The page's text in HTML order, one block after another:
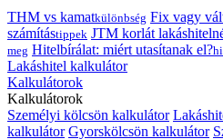
THM vs kamatkülönbség Fix vagy
számítástippek JTM korlát
meg Hitelbírálat: miért utasítanak el?
Lakáshitel kalkulátor
Kalkulátorok
Kalkulátorok
Személyi kölcsön kalkulátor
kalkulátor Gyorskölcsön kalkulátor